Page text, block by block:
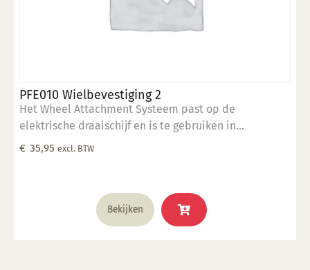
PFE010 Wielbevestiging 2
Het Wheel Attachment Systeem past op de
elektrische draaischijf en is te gebruiken in
combinatie met de rim sjablonen en ronde vormen.
€ 35,95 excl. BTW
Bekijken